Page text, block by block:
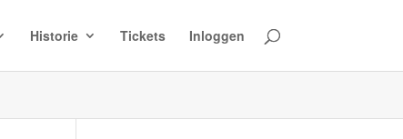
Historie Tickets Inloggen